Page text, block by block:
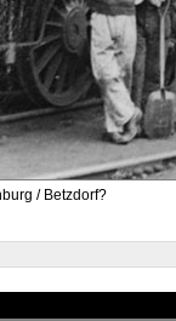
/ Betzdorf?